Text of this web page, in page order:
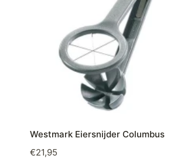
Westmark Eiersnijder Columbus
€21,95